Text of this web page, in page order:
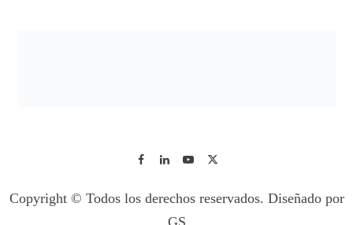
Copyright © Todos los derechos reservados. Diseñado por